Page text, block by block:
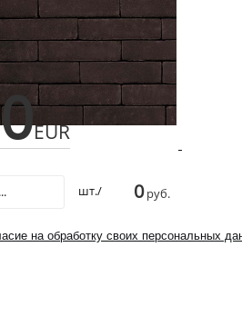
EUR
шт./ 0руб.
на обработку своих персональных